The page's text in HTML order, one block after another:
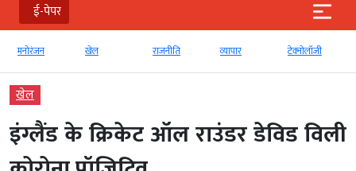
ई-पेपर
खेल राजनीति व्‍यापार टेक्‍नोलॉजी Global
खेल
इंग्लैंड के क्रिकेट ऑल राउंडर डेविड विली